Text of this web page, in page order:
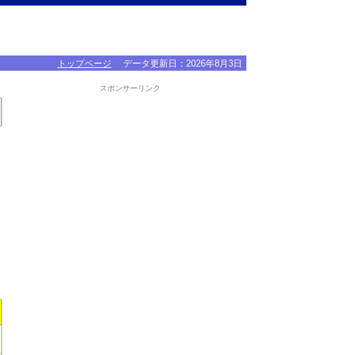
トップページ データ更新日： 2026年8月3日
スポンサーリンク